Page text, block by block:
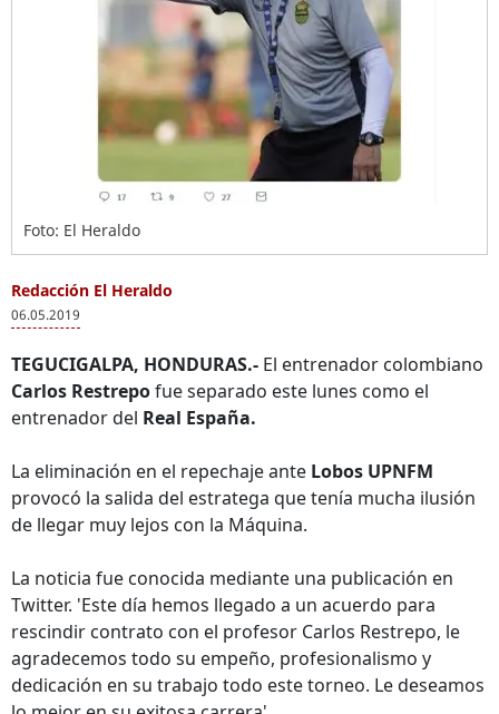
Foto: El Heraldo
Redacción El Heraldo
06.05.2019
TEGUCIGALPA, HONDURAS.- El entrenador colombiano
Carlos Restrepofue separado este lunes como el
entrenador del Real España.
La eliminación en el repechaje ante Lobos UPNFM
provocó la salida del estratega que tenía mucha ilusión
de llegar muy lejos con la Máquina.
La noticia fue conocida mediante una publicación en
Twitter. 'Este día hemos llegado a un acuerdo para
rescindir contrato con el profesor Carlos Restrepo, le
agradecemos todo su empeño, profesionalismo y
dedicación en su trabajo todo este torneo. Le deseamos